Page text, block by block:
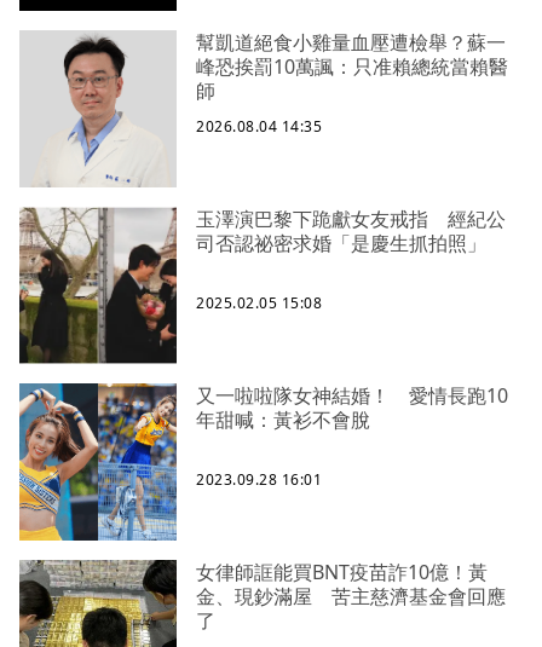
幫凱道絕食小雞量血壓遭檢舉？蘇一
峰恐挨罰10萬諷：只准賴總統當賴醫
師
2026.08.04 14:35
玉澤演巴黎下跪獻女友戒指 經紀公
司否認祕密求婚「是慶生抓拍照」
2025.02.05 15:08
又一啦啦隊女神結婚！ 愛情長跑10
年甜喊：黃衫不會脫
2023.09.28 16:01
女律師誆能買BNT疫苗詐10億！黃
金、現鈔滿屋 苦主慈濟基金會回應
了